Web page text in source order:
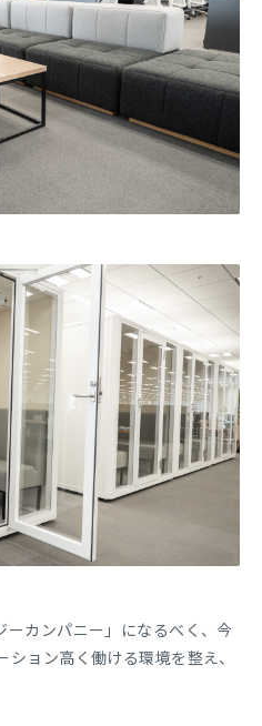
ーカンパニー」になるべく、今
ョン高く働ける環境を整え、